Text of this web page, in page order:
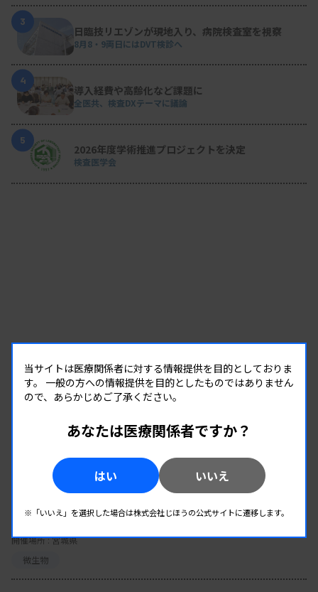
3
日臨技リエゾンが現地入り、病院検査室を視察
8月8・9両日にはDVT検診へ
4
導入経費や高齢化など課題に
全医共、検査DXテーマに議論
5
2026年度学術推進プロジェクトを決定
検査医学会
EVENT
イベント情報
08.08（土）
宮臨技微生物部門研修会
開催場所 : 宮城県
微生物
当サイトは医療関係者に対する情報提供を目的としておりま
す。 一般の方への情報提供を目的としたものではありません
ので、あらかじめご了承ください。
あなたは医療関係者ですか？
はい いいえ
※「いいえ」を選択した場合は株式会社じほうの公式サイトに遷移します。